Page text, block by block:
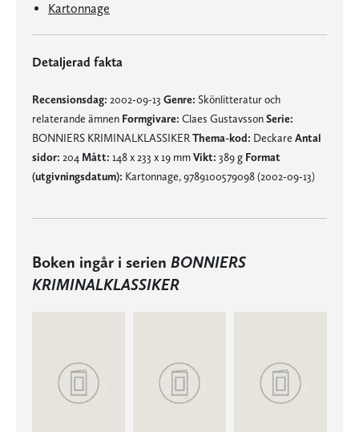
Kartonnage
Detaljerad fakta
Recensionsdag: 2002-09-13 Genre: Skönlitteratur och
relaterande ämnen Formgivare: Claes GustavssonSerie:
BONNIERS KRIMINALKLASSIKERThema-kod: Deckare Antal
sidor: 204 Mått: 148 x 233 x 19 mmVikt: 389 g Format
(utgivningsdatum): Kartonnage, 9789100579098 (2002-09-13)
Boken ingår i serien BONNIERS
KRIMINALKLASSIKER